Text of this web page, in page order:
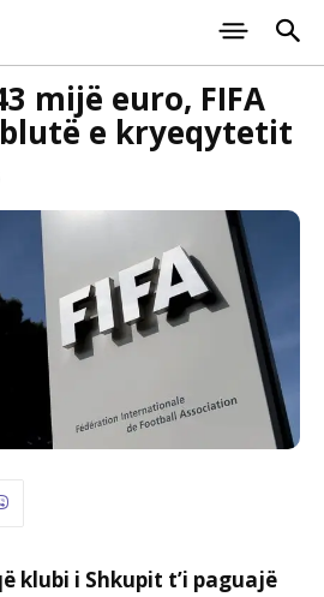
mijë euro, FIFA
e kryeqytetit
klubi i Shkupit t’i paguajë